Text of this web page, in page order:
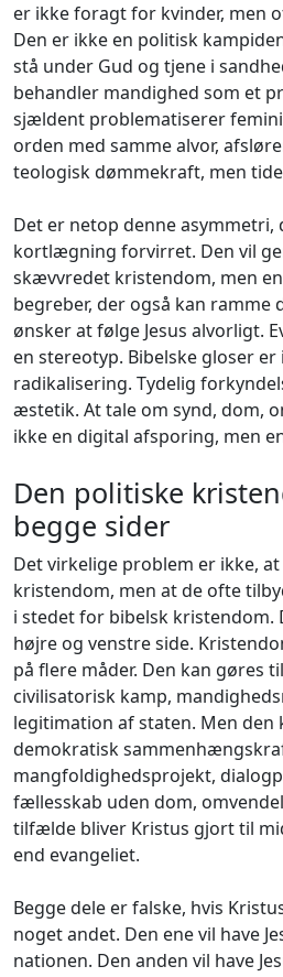
er ikke foragt for kvinder, men
Den er ikke en politisk
stå under Gud og tjene i
behandler mandighed som et
sjældent problematiserer
orden med samme alvor,
teologisk dømmekraft, men
Det er netop denne asymmetri,
kortlægning forvirret. Den vil
skævvredet kristendom, men
begreber, der også kan ramme
ønsker at følge Jesus alvorligt.
en stereotyp. Bibelske gloser er
radikalisering. Tydelig
æstetik. At tale om synd, dom,
ikke en digital afsporing, men
Den politiske
begge sider
Det virkelige problem er ikke,
kristendom, men at de ofte
i stedet for bibelsk kristendom.
højre og venstre side.
på flere måder. Den kan gøres
civilisatorisk kamp,
legitimation af staten. Men den
demokratisk
mangfoldighedsprojekt,
fællesskab uden dom,
tilfælde bliver Kristus gjort til
end evangeliet.
Begge dele er falske, hvis
noget andet. Den ene vil have
nationen. Den anden vil have